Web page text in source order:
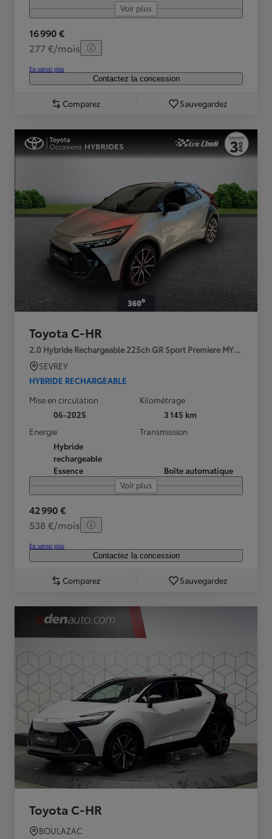
Voir plus
16 990 €
277 €/mois
En savoir plus
Contactez la concession
Comparez Sauvegardez
Toyota C-HR
2.0 Hybride Rechargeable 225ch GR Sport Premiere MY25
SEVREY
HYBRIDE RECHARGEABLE
Mise en circulation
06-2025
Kilométrage
3 145 km
Energie
Hybride
rechargeable
Essence
Transmission
Boîte automatique
Voir plus
42 990 €
538 €/mois
En savoir plus
Contactez la concession
Comparez Sauvegardez
Toyota C-HR
BOULAZAC